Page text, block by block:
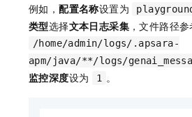
例如，配置名称设置为
类型选择文本日志采集 ，文件路径
/home/admin/logs/.apsara-
apm/java/**/logs/
监控深度设为 1 。